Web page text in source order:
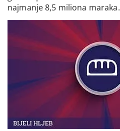
najmanje 8,5 miliona maraka.